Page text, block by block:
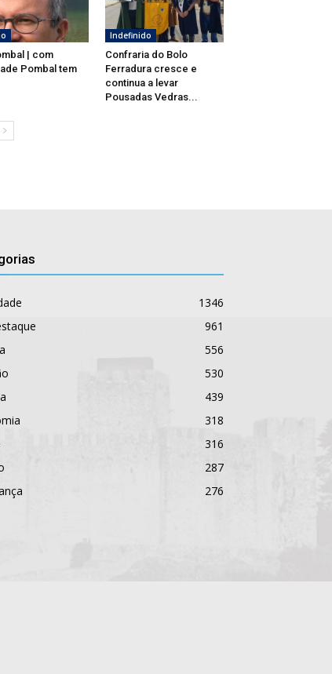
| com
Pombal tem
Indefinido
Confraria do Bolo
Ferradura cresce e
continua a levar
Pousadas Vedras...
1346
961
556
530
439
318
316
287
276